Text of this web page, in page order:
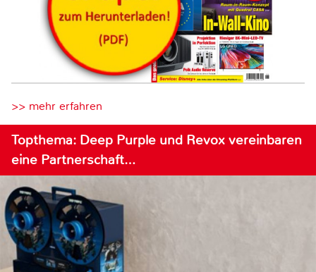
>> mehr erfahren
Topthema: Deep Purple und Revox vereinbaren
eine Partnerschaft…